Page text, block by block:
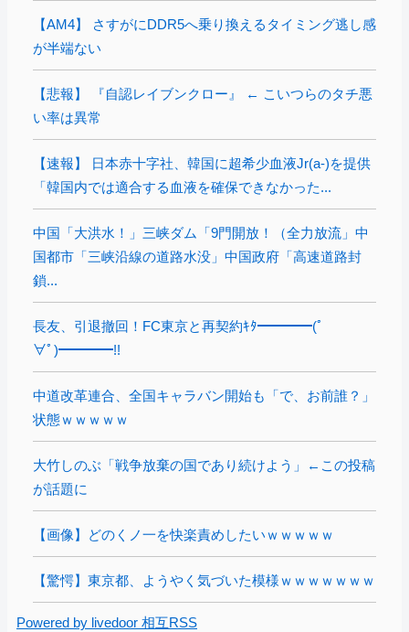
【AM4】 さすがにDDR5へ乗り換えるタイミング逃し感
が半端ない
【悲報】 『自認レイブンクロー』 ← こいつらのタチ悪
い率は異常
【速報】 日本赤十字社、韓国に超希少血液Jr(a-)を提供
「韓国内では適合する血液を確保できなかった...
中国「大洪水！」三峡ダム「9門開放！（全力放流」中
国都市「三峡沿線の道路水没」中国政府「高速道路封
鎖...
長友、引退撤回！FC東京と再契約ｷﾀ━━━━(ﾟ
∀ﾟ)━━━━!!
中道改革連合、全国キャラバン開始も「で、お前誰？」
状態ｗｗｗｗｗ
大竹しのぶ「戦争放棄の国であり続けよう」←この投稿
が話題に
【画像】どのくノ一を快楽責めしたいｗｗｗｗｗ
【驚愕】東京都、ようやく気づいた模様ｗｗｗｗｗｗｗ
Powered by livedoor 相互RSS